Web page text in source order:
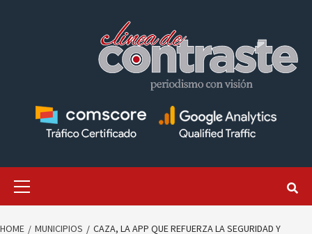
HOME MUNICIPIOS
CAZA, LA APP QUE REFUERZA LA SEGURIDAD Y